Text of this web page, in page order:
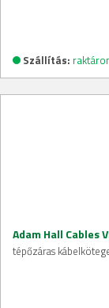
Szállítás:
Adam Hall Cables
tépőzáras